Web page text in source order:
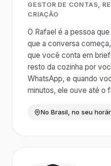
GESTOR DE CONTAS,
CRIAÇÃO
O Rafael é a pessoa
que a conversa
que você conta em
resto da cozinha por
WhatsApp, e quando
minutos, ele ouve até o
No Brasil, no seu